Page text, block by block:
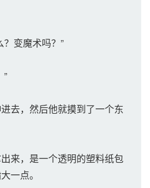
变魔术吗？”
去，然后他就摸到了一个东
来，是一个透明的塑料纸包
一点。